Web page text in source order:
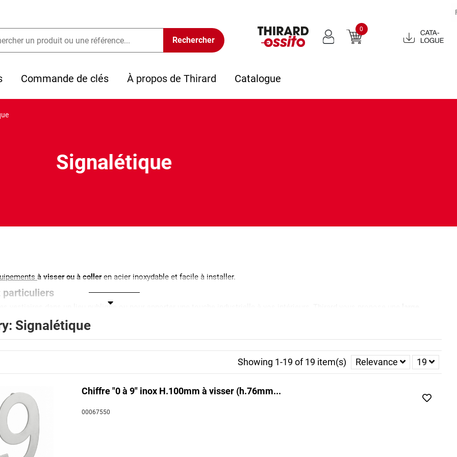
0
Catalogue
2022
Commande de clés À propos de Thirard Catalogue
Signalétique
à visser ou à colleren acier inoxydable et facile à installer.
particuliers
vestiaires dans un lieu publique ou pour apporter une touche industrielle à vos intérieurs, Thirard vous propose une
de porte s’
en inox modernes.
en fonction du support de fixation.
Signalétique
Showing 1-19 of 19 item(s) Relevance 19
Chiffre "0 à 9" inox H.100mm à visser (h.76mm...
00067550